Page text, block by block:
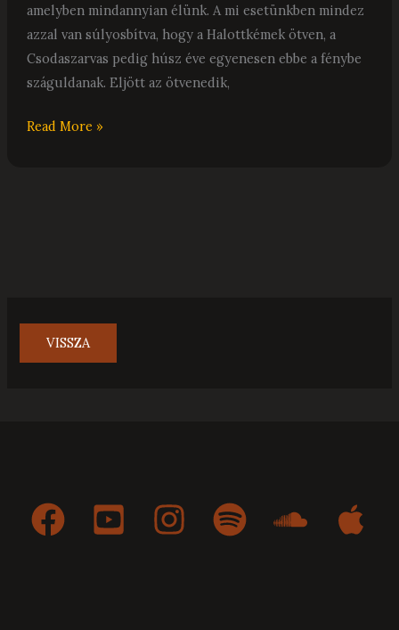
amelyben mindannyian élünk. A mi esetünkben mindez
azzal van súlyosbítva, hogy a Halottkémek ötven, a
Csodaszarvas pedig húsz éve egyenesen ebbe a fénybe
száguldanak. Eljött az ötvenedik,
Read More »
VISSZA